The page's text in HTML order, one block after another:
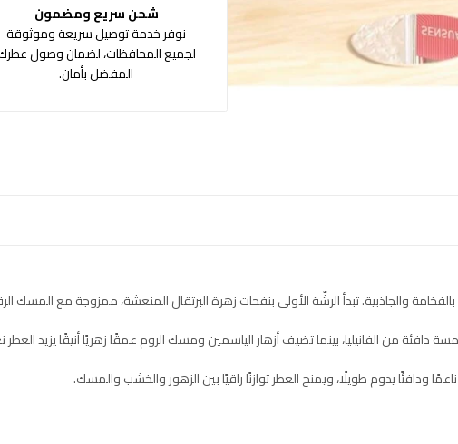
شحن سريع ومضمون
نوفر خدمة توصيل سريعة وموثوقة
لجميع المحافظات، لضمان وصول
المفضل بأمان.
والجاذبية. تبدأ الرشّة الأولى بنفحات زهرة البرتقال المنعشة، ممزوجة مع المسك
من الفانيليا، بينما تضيف أزهار الياسمين ومسك الروم عمقًا زهريًا أنيقًا يزيد
ودافئًا يدوم طويلًا، ويمنح العطر توازنًا راقيًا بين الزهور والخشب والمسك.